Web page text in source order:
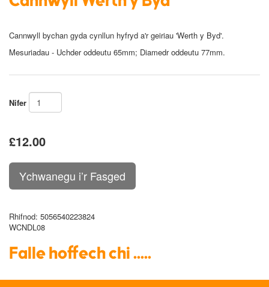
Cannwyll bychan gyda cynllun hyfryd a'r geiriau 'Werth y Byd'.
Mesuriadau - Uchder oddeutu 65mm; Diamedr oddeutu 77mm.
Nifer
£12.00
Rhifnod: 5056540223824
WCNDL08
Falle hoffech chi .....